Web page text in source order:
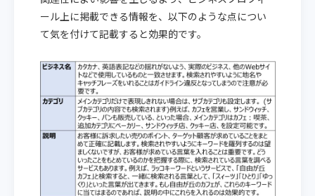
ール上に掲載できる情報を、以下のような点につい
て気を付けて記載すると効果的です。